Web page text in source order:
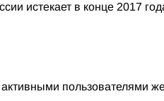
истекает в конце 2017
пользователями